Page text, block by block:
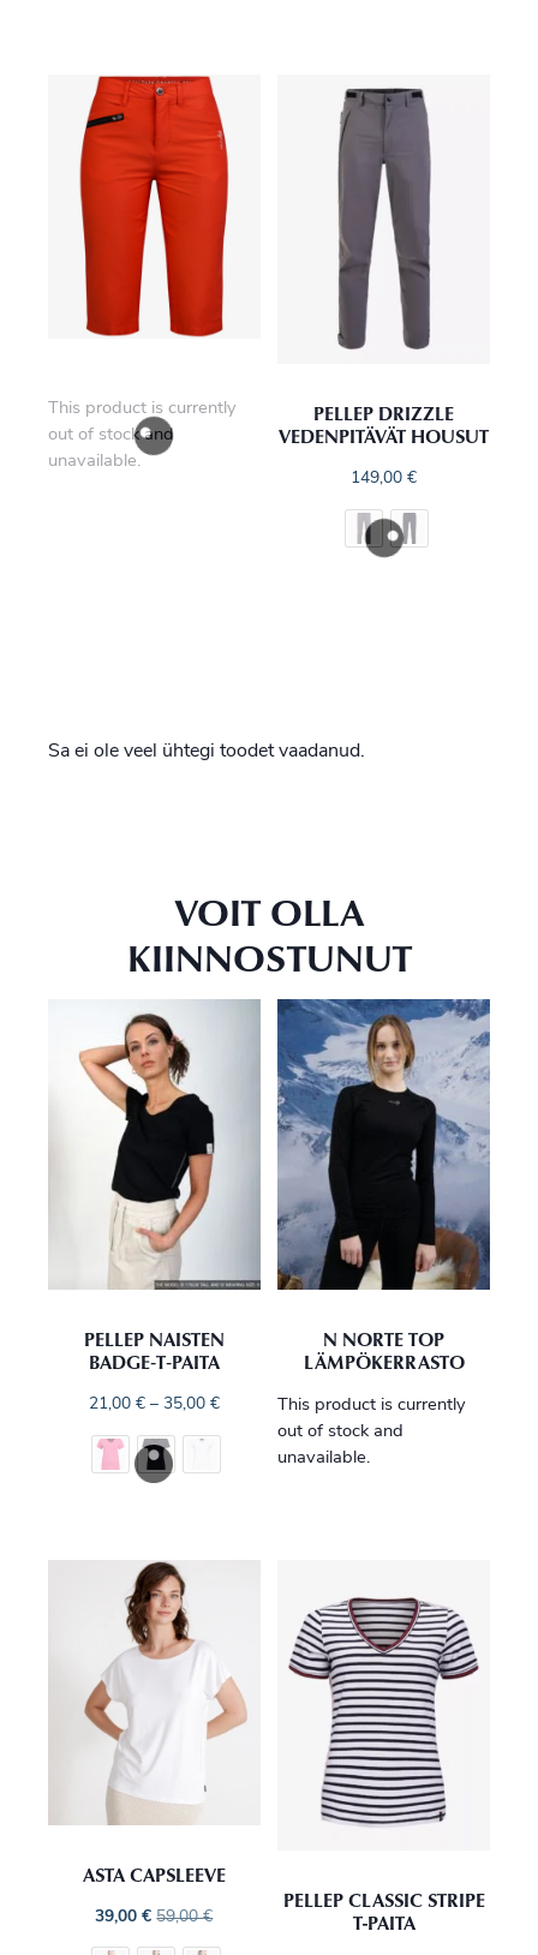
This product is currently
out of stock and
unavailable.
PELLEP DRIZZLE
VEDENPITÄVÄT HOUSUT
149,00€
Sa ei ole veel ühtegi toodet vaadanud.
VOIT OLLA
KIINNOSTUNUT
PELLEP NAISTEN
BADGE‑T‑PAITA
21,00 € – 35,00 €
N NORTE TOP
LÄMPÖKERRASTO
This product is currently
out of stock and
unavailable.
ASTA CAPSLEEVE
39,00€ 59,00€
PELLEP CLASSIC STRIPE
T-PAITA